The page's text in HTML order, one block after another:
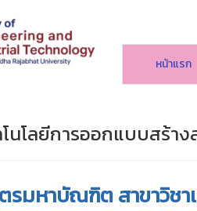
หน้าแรก
โนโลยีการออกแบบสร้า
รมหาบัณฑิต สาขาวิชา